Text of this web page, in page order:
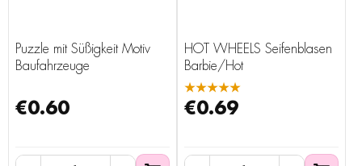
Puzzle mit Süßigkeit Motiv
Baufahrzeuge
€0.60
HOT WHEELS Seifenblasen
Barbie/Hot
★★★★★
€0.69